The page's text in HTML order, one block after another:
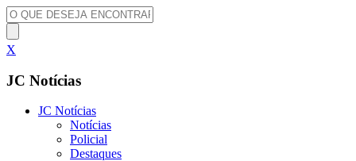
X
JC Notícias
JC Notícias
Notícias
Policial
Destaques